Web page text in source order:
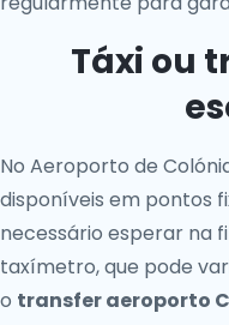
Táxi ou
No Aeroporto de
disponíveis em pontos
necessário esperar na
taxímetro, que pode
o transfer aeroporto